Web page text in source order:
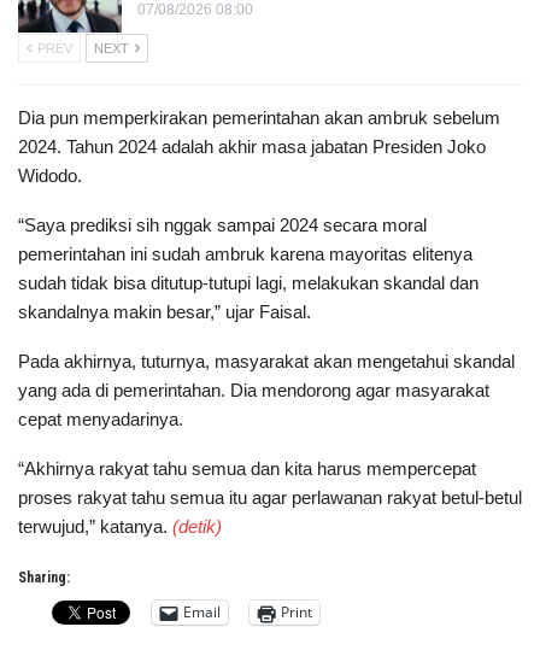
07/08/2026 08:00
PREV NEXT
Dia pun memperkirakan pemerintahan akan ambruk sebelum
2024. Tahun 2024 adalah akhir masa jabatan Presiden Joko
Widodo.
“Saya prediksi sih nggak sampai 2024 secara moral
pemerintahan ini sudah ambruk karena mayoritas elitenya
sudah tidak bisa ditutup-tutupi lagi, melakukan skandal dan
skandalnya makin besar,” ujar Faisal.
Pada akhirnya, tuturnya, masyarakat akan mengetahui skandal
yang ada di pemerintahan. Dia mendorong agar masyarakat
cepat menyadarinya.
“Akhirnya rakyat tahu semua dan kita harus mempercepat
proses rakyat tahu semua itu agar perlawanan rakyat betul-betul
terwujud,” katanya. (detik)
Sharing:
Email Print